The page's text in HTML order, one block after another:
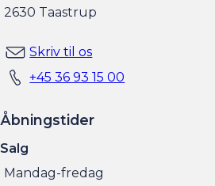
2630 Taastrup
Skriv til os
+45 36 93 15 00
Åbningstider
Salg
Mandag-fredag